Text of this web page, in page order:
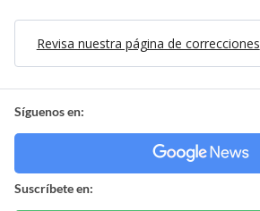
Revisa nuestra página de correcciones
Síguenos en:
Suscríbete en: